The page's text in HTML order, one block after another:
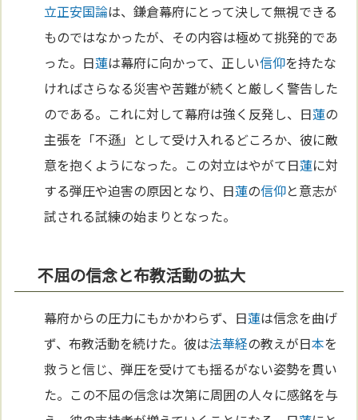
立正安国論は、鎌倉幕府にとって決して無視できる
ものではなかったが、その内容は極めて挑発的であ
った。日蓮は幕府に向かって、正しい信仰を持たな
ければさらなる災害や苦難が続くと厳しく警告した
のである。これに対して幕府は強く反発し、日蓮の
主張を「不遜」として受け入れるどころか、彼に敵
意を抱くようになった。この対立はやがて日蓮に対
する弾圧や迫害の原因となり、日蓮の信仰と意志が
試される試練の始まりとなった。
不屈の信念と布教活動の拡大
幕府からの圧力にもかかわらず、日蓮は信念を曲げ
ず、布教活動を続けた。彼は法華経の教えが日本を
救うと信じ、弾圧を受けても揺るがない姿勢を貫い
た。この不屈の信念は次第に周囲の人々に感銘を与